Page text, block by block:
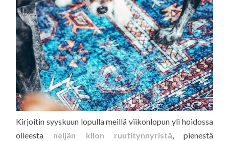
Kirjoitin syyskuun lopulla meillä viikonlopun yli hoidossa
olleesta neljän kilon ruutitynnyristä, pienestä